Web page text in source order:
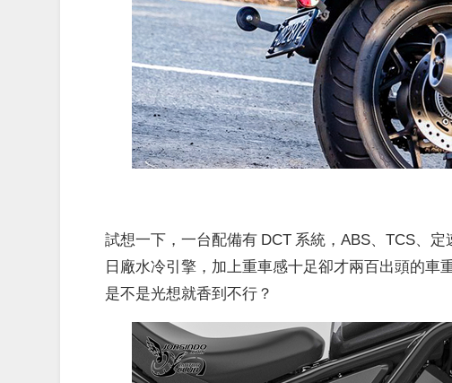
試想一下，一台配備有 DCT 系統，ABS、TCS、
日廠水冷引擎，加上重車感十足卻才兩百出頭的車
是不是光想就香到不行？